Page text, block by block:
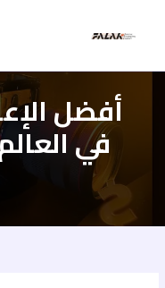
أفضل